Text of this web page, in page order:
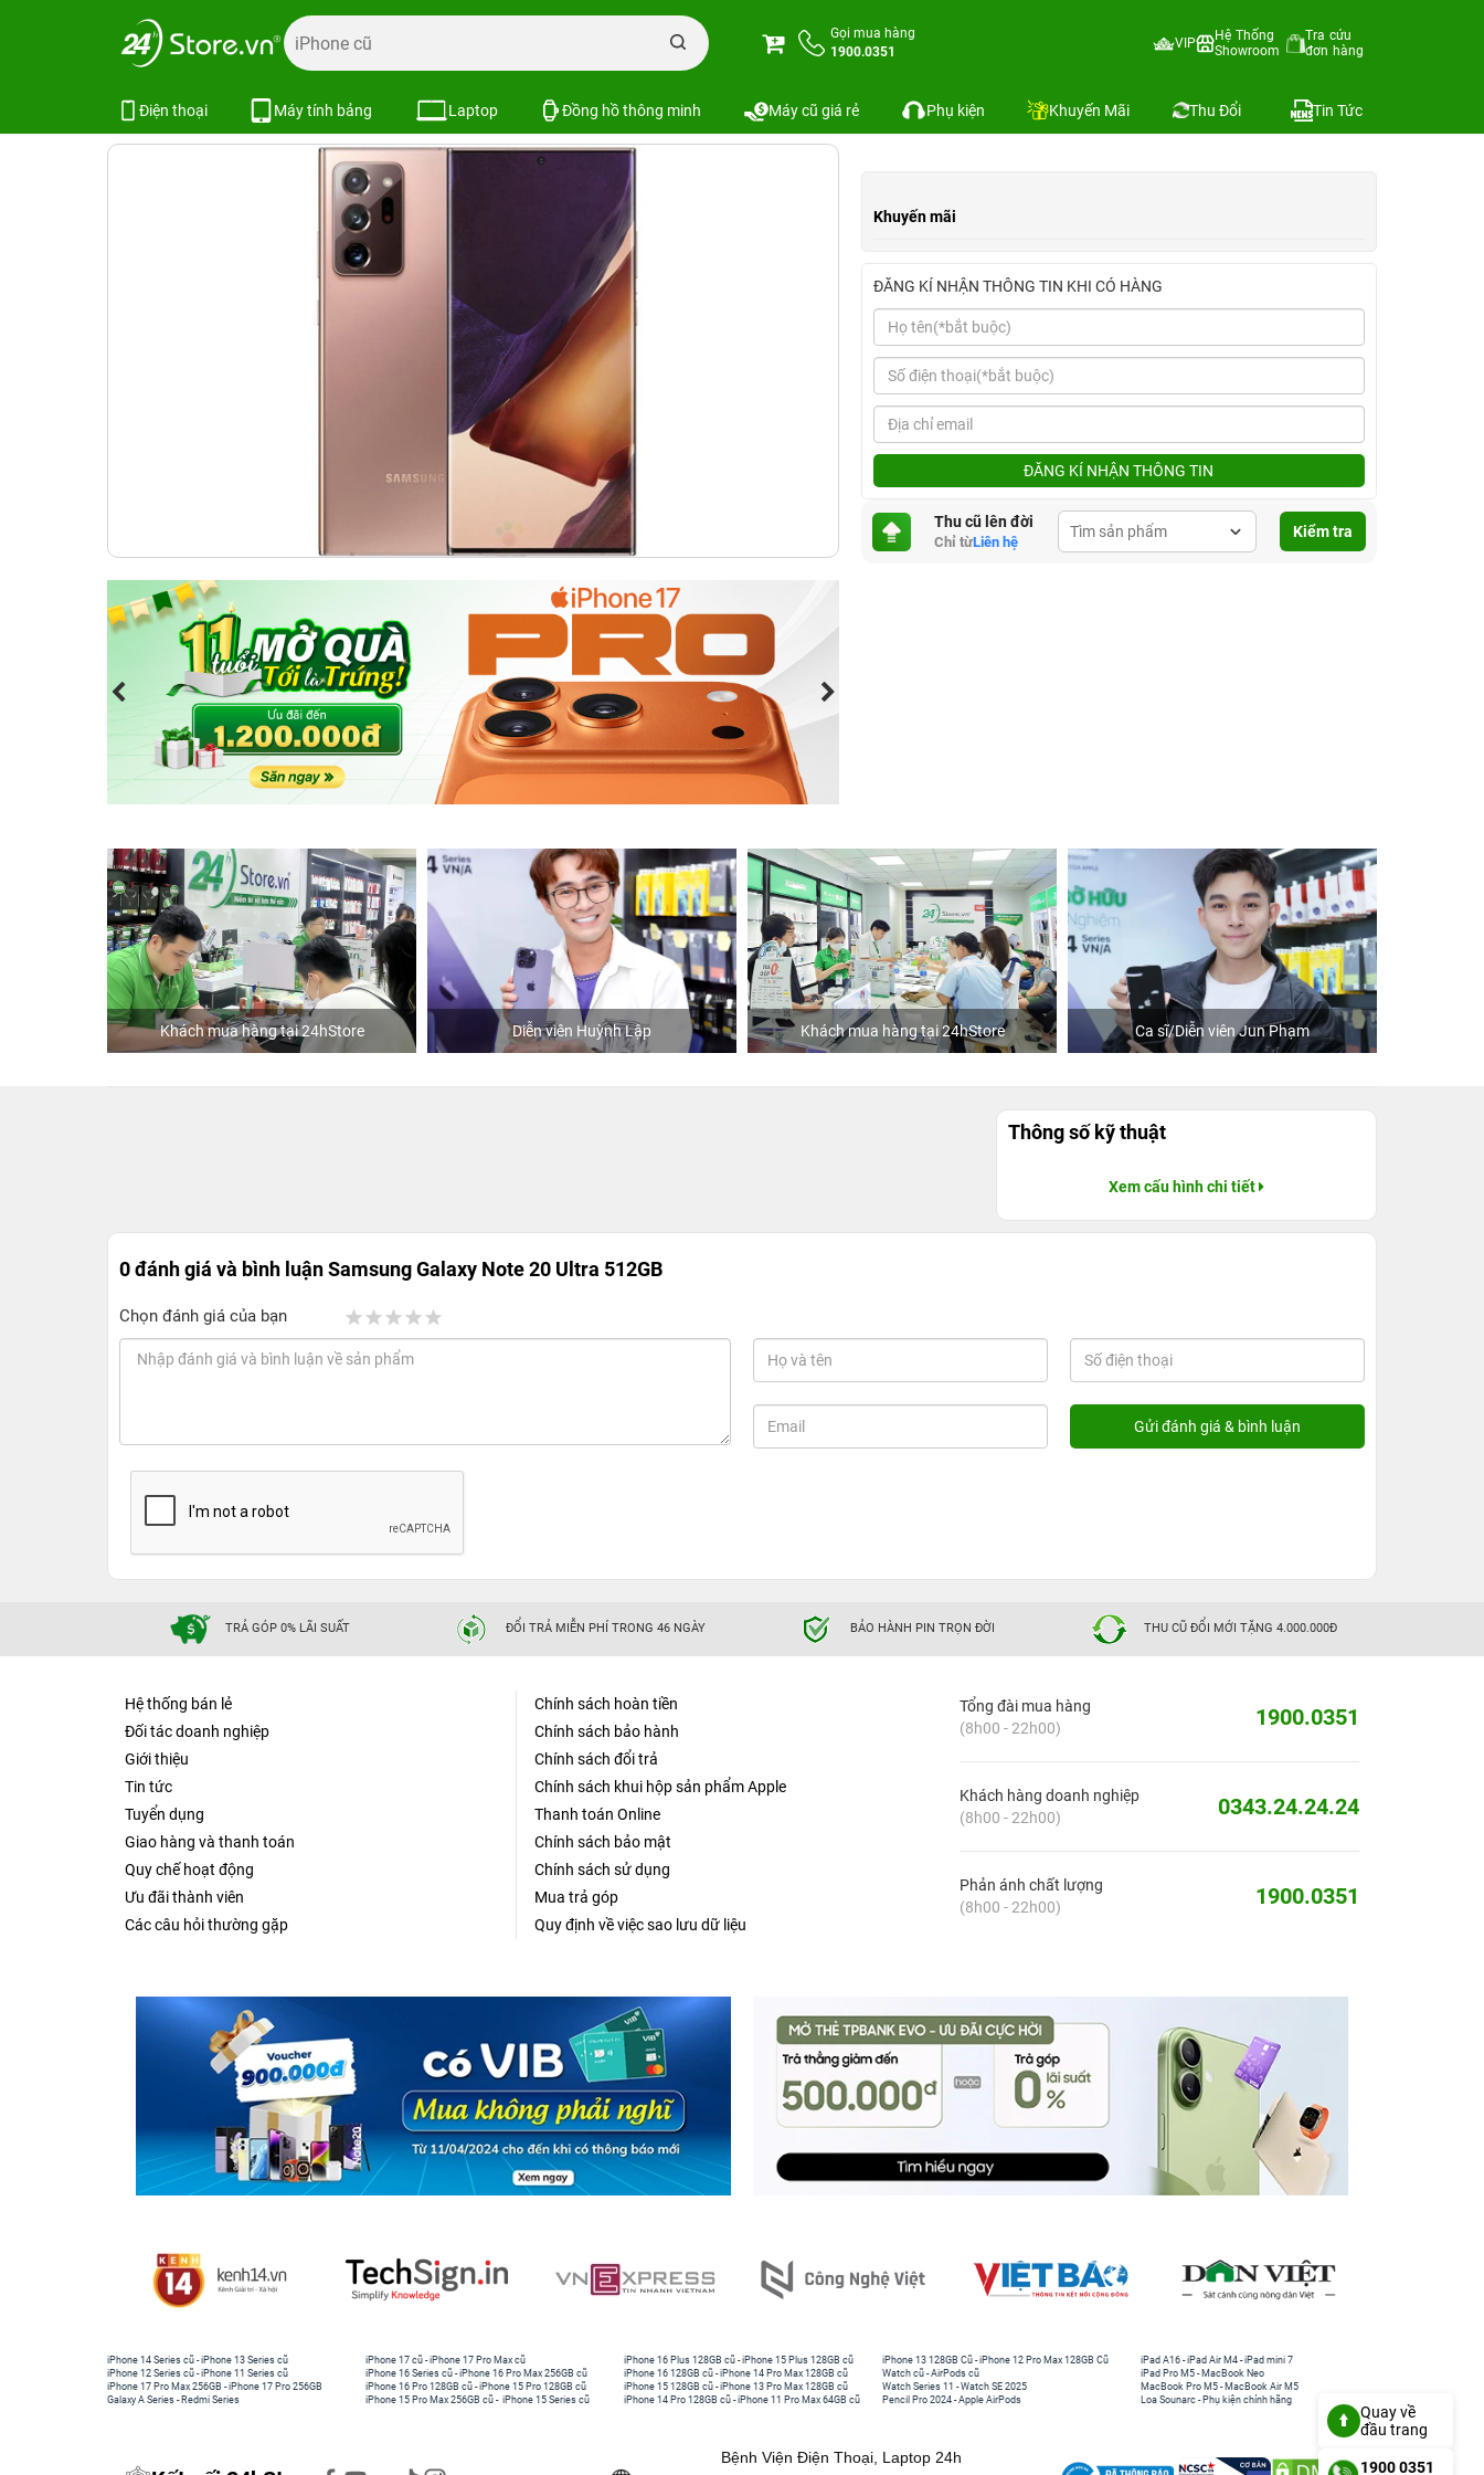
Gọi mua hàng
1900.0351
VIP
Hệ Thống
Showroom
Tra cứu
đơn hàng
Điện thoại Máy tính bảng Laptop Đồng hồ thông minh Máy cũ giá rẻ Phụ kiện Khuyến Mãi Thu Đổi Tin Tức
Trang chủ Samsung Samsung Galaxy Note 20 Ultra 512GB
Khuyến mãi
ĐĂNG KÍ NHẬN THÔNG TIN KHI CÓ HÀNG
ĐĂNG KÍ NHẬN THÔNG TIN
Thu cũ lên đời
Chỉ từLiên hệ
Kiểm tra
Khách mua hàng tại 24hStore Diễn viên Huỳnh Lập Khách mua hàng tại 24hStore Ca sĩ/Diễn viên Jun Phạm
Thông số kỹ thuật
Xem cấu hình chi tiết
0 đánh giá và bình luậnSamsung Galaxy Note 20 Ultra 512GB
Chọn đánh giá của bạn
TRẢ GÓP 0% LÃI SUẤT ĐỔI TRẢ MIỄN PHÍ TRONG 46 NGÀY BẢO HÀNH PIN TRỌN ĐỜI THU CŨ ĐỔI MỚI TẶNG 4.000.000Đ
Hệ thống bán lẻ
Đối tác doanh nghiệp
Giới thiệu
Tin tức
Tuyển dụng
Giao hàng và thanh toán
Quy chế hoạt động
Ưu đãi thành viên
Các câu hỏi thường gặp
Chính sách hoàn tiền
Chính sách bảo hành
Chính sách đổi trả
Chính sách khui hộp sản phẩm Apple
Thanh toán Online
Chính sách bảo mật
Chính sách sử dụng
Mua trả góp
Quy định về việc sao lưu dữ liệu
Tổng đài mua hàng
(8h00 - 22h00)
1900.0351
Khách hàng doanh nghiệp
(8h00 - 22h00)
0343.24.24.24
Phản ánh chất lượng
(8h00 - 22h00)
1900.0351
iPhone 14 Series cũ -iPhone 13 Series cũ
iPhone 12 Series cũ -iPhone 11 Series cũ
iPhone 17 Pro Max 256GB -iPhone 17 Pro 256GB
Galaxy A Series - Redmi Series
iPhone 17 cũ -iPhone 17 Pro Max cũ
iPhone 16 Series cũ - iPhone 16 Pro Max 256GB cũ
iPhone 16 Pro 128GB cũ -iPhone 15 Pro 128GB cũ
iPhone 15 Pro Max 256GB cũ - iPhone 15 Series cũ
iPhone 16 Plus 128GB cũ -iPhone 15 Plus 128GB cũ
iPhone 16 128GB cũ -iPhone 14 Pro Max 128GB cũ
iPhone 15 128GB cũ -iPhone 13 Pro Max 128GB cũ
iPhone 14 Pro 128GB cũ -iPhone 11 Pro Max 64GB cũ
iPhone 13 128GB Cũ -iPhone 12 Pro Max 128GB Cũ
Watch cũ -AirPods cũ
Watch Series 11 -Watch SE 2025
Pencil Pro 2024 -Apple AirPods
iPad A16 -iPad Air M4 -iPad mini 7
iPad Pro M5 - MacBook Neo
MacBook Pro M5 - MacBook Air M5
Loa Sounarc - Phụ kiện chính hãng
Bệnh Viện Điện Thoại, Laptop 24h
Quay về
đầu trang
1900 0351